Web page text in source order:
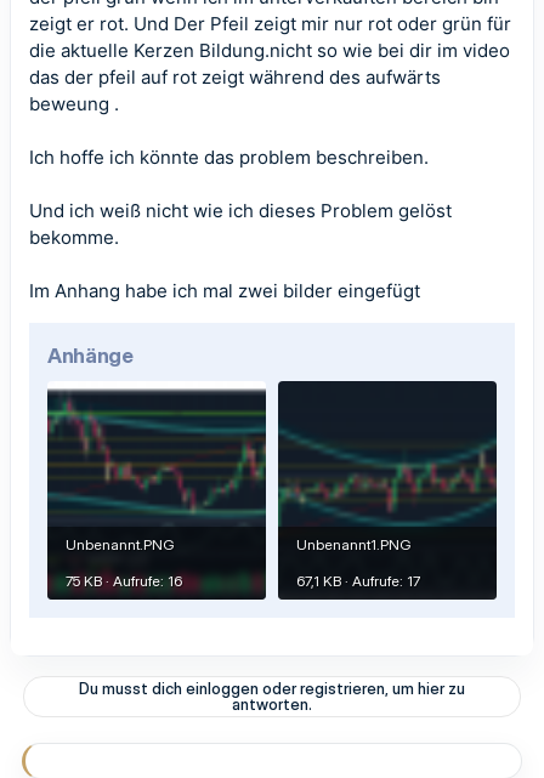
zeigt er rot. Und Der Pfeil zeigt mir nur rot oder grün für
die aktuelle Kerzen Bildung.nicht so wie bei dir im video
das der pfeil auf rot zeigt während des aufwärts
beweung .
Ich hoffe ich könnte das problem beschreiben.
Und ich weiß nicht wie ich dieses Problem gelöst
bekomme.
Im Anhang habe ich mal zwei bilder eingefügt
Anhänge
Unbenannt.PNG
75 KB · Aufrufe: 16
Unbenannt1.PNG
67,1 KB · Aufrufe: 17
Du musst dich einloggen oder registrieren, um hier zu
antworten.